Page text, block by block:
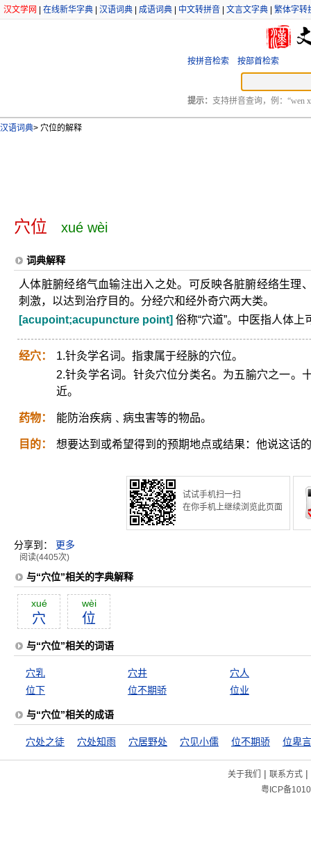
汉文学网 在线新华字典 汉语词典 成语词典 中文转拼音 文言文字典 繁体字转
按拼音检索 按部首检索
提示： 支持拼音查询，例：“wen
汉语词典> 穴位的解释
穴位 xué wèi
词典解释
人体脏腑经络气血输注出入之处。可反映各脏腑经络生理
刺激，以达到治疗目的。分经穴和经外奇穴两大类。
[acupoint;acupuncture point] 俗称“穴道”。中医指人体
经穴：
1.针灸学名词。指隶属于经脉的穴位。
2.针灸学名词。针灸穴位分类名。为五腧穴之一。
近。
药物： 能防治疾病﹑病虫害等的物品。
目的： 想要达到或希望得到的预期地点或结果：他说这话
试试手机扫一扫
在你手机上继续浏览此页面
分享到： 更多
阅读(4405次)
与“穴位”相关的字典解释
xué
穴
wèi
位
与“穴位”相关的词语
穴乳 穴井
穴人
位下
位不期骄 位业
与“穴位”相关的成语
穴处之徒 穴处知雨 穴居野处 穴见小儒 位不期骄 位卑
关于我们 | 联系方式|
粤ICP备